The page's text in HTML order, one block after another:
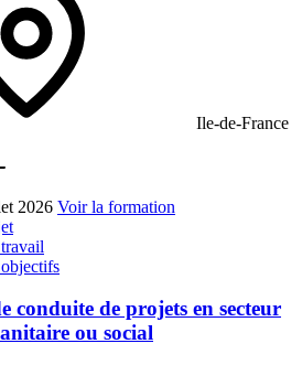
Ile-de-France
2026 Voir la formation
conduite de projets en secteur
ou social